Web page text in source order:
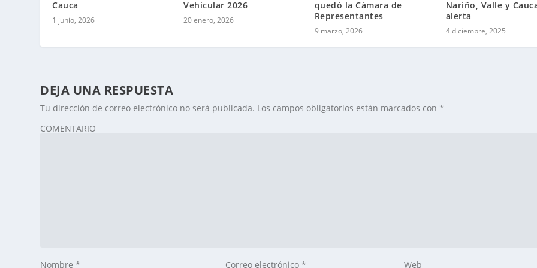
Cauca
1 junio, 2026
Vehicular 2026
20 enero, 2026
quedó la Cámara de
Representantes
9 marzo, 2026
Nariño, Valle y
alerta
4 diciembre, 2025
DEJA UNA RESPUESTA
Tu dirección de correo electrónico no será publicada. Los campos obligatorios están marcados con*
COMENTARIO
Nombre* Correo electrónico * Web